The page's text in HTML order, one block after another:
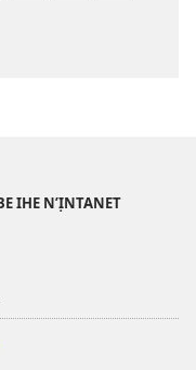
IHE N’ỊNTANET